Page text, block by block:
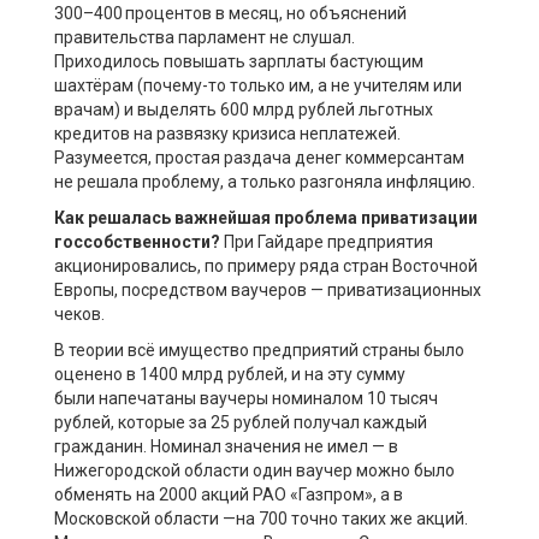
300–400процентов в месяц, но объяснений
правительства парламент не слушал.
Приходилось повышать зарплаты бастующим
шахтёрам (почему-то только им, а не учителям или
врачам) и выделять 600 млрд рублей льготных
кредитов на развязку кризиса неплатежей.
Разумеется, простая раздача денег коммерсантам
не решалапроблему, а только разгонялаинфляцию.
Как решалась важнейшая проблема приватизации
госсобственности? При Гайдаре предприятия
акционировались, по примеру ряда стран Восточной
Европы, посредством ваучеров — приватизационных
чеков.
В теории всё имущество предприятий страны было
оценено в 1400 млрд рублей, и на эту сумму
были напечатаны ваучеры номиналом 10 тысяч
рублей, которые за 25 рублей получал каждый
гражданин. Номинал значения не имел — в
Нижегородской области один ваучер можно было
обменять на 2000 акций РАО «Газпром», а в
Московской области —на 700 точно таких же акций.